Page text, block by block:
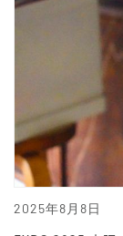
2025年8月8日